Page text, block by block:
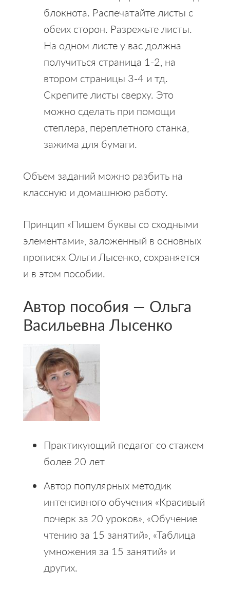
блокнота. Распечатайте листы с
обеих сторон. Разрежьте листы.
На одном листе у вас должна
получиться страница 1-2, на
втором страницы 3-4 и тд.
Скрепите листы сверху. Это
можно сделать при помощи
степлера, переплетного станка,
зажима для бумаги.
Объем заданий можно разбить на
классную и домашнюю работу.
Принцип «Пишем буквы со сходными
элементами», заложенный в основных
прописях Ольги Лысенко, сохраняется
и в этом пособии.
Автор пособия — Ольга
Васильевна Лысенко
Практикующий педагог со стажем
более 20 лет
Автор популярных методик
интенсивного обучения «Красивый
почерк за 20 уроков», «Обучение
чтению за 15 занятий», «Таблица
умножения за 15 занятий» и
других.